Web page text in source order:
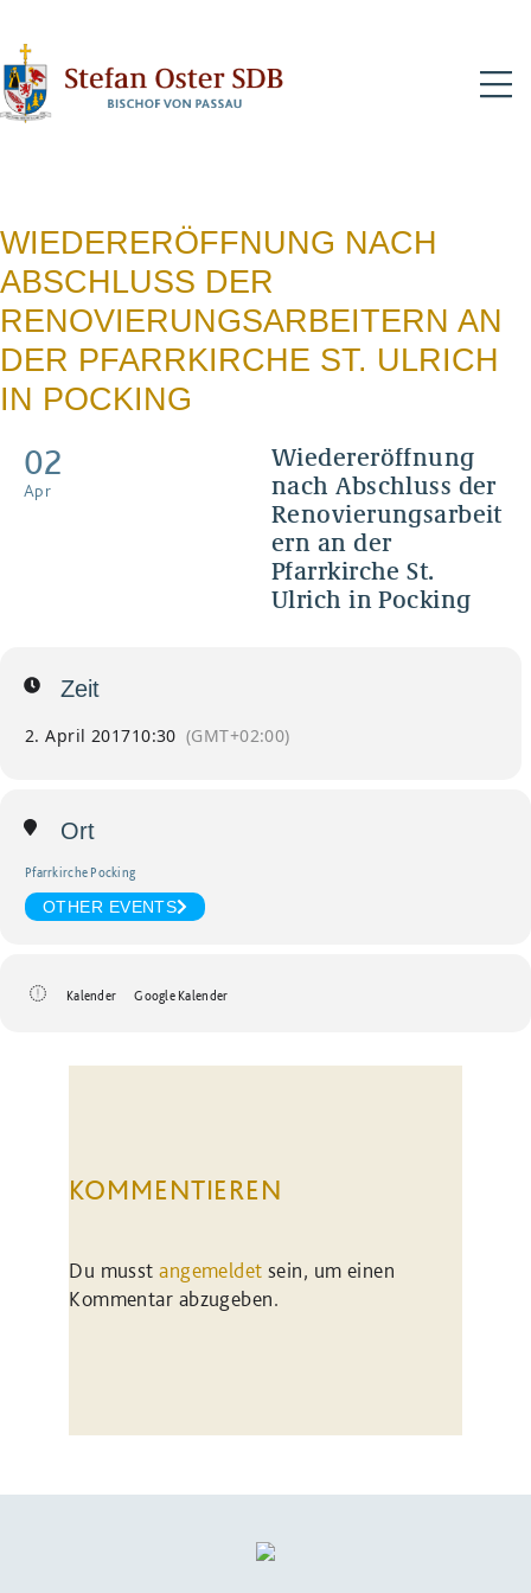
WIEDERERÖFFNUNG NACH
ABSCHLUSS DER
RENOVIERUNGSARBEITERN AN
DER PFARRKIRCHE ST. ULRICH
IN POCKING
02
Apr
Wiedereröffnung
nach Abschluss der
Renovierungsarbeit
ern an der
Pfarrkirche St.
Ulrich in Pocking
Zeit
2. April 201710:30 (GMT+02:00)
Ort
Pfarrkirche Pocking
OTHER EVENTS
Kalender Google Kalender
KOMMENTIEREN
Du musstangemeldet sein, um einen
Kommentar abzugeben.